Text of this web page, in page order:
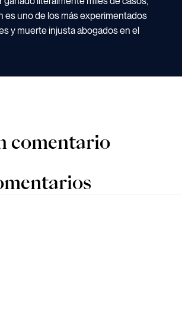
es uno de los más experimentados
y muerte injusta abogados en el
comentario